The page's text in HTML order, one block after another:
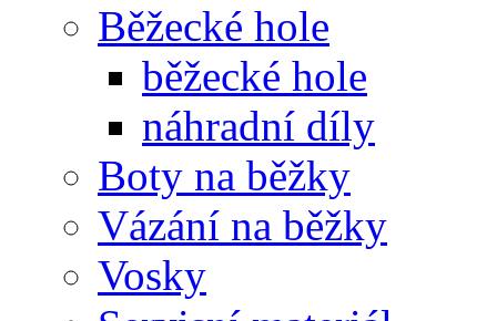
Běžecké hole
běžecké hole
náhradní díly
Boty na běžky
Vázání na běžky
Vosky